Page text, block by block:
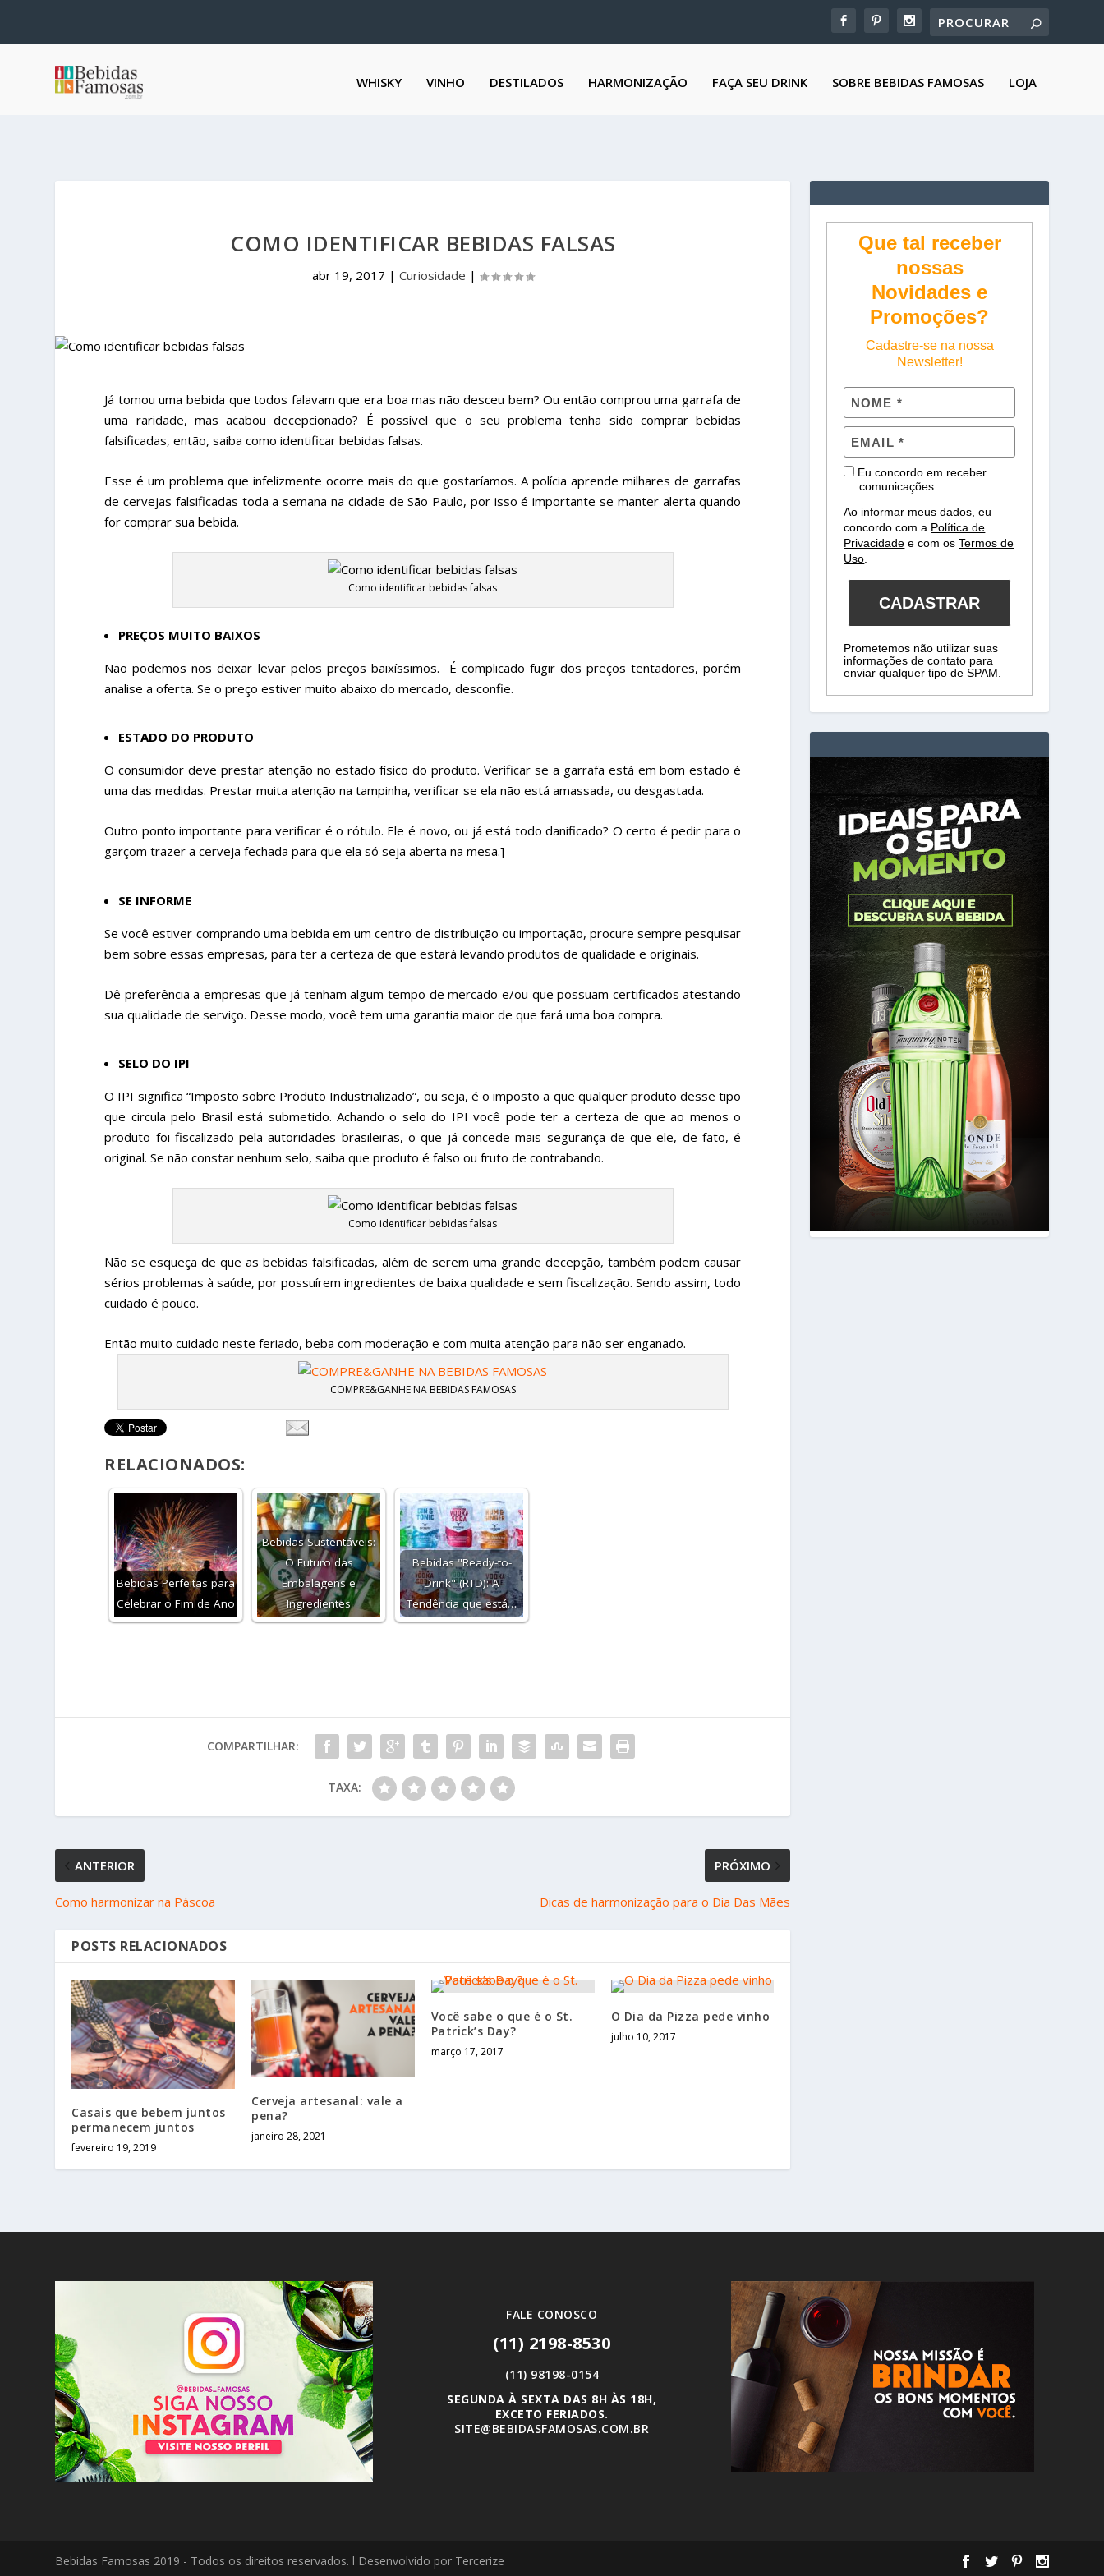
WHISKY VINHO DESTILADOS HARMONIZAÇÃO FAÇA SEU DRINK SOBRE BEBIDAS FAMOSAS LOJA
COMO IDENTIFICAR BEBIDAS FALSAS
abr 19, 2017 | Curiosidade |
Já tomou uma bebida que todos falavam que era boa mas não desceu bem? Ou então comprou uma garrafa de
uma raridade, mas acabou decepcionado? É possível que o seu problema tenha sido comprar bebidas
falsificadas, então, saiba como identificar bebidas falsas.
Esse é um problema que infelizmente ocorre mais do que gostaríamos. A polícia aprende milhares de garrafas
de cervejas falsificadas toda a semana na cidade de São Paulo, por isso é importante se manter alerta quando
for comprar sua bebida.
Como identificar bebidas falsas
PREÇOS MUITO BAIXOS
Não podemos nos deixar levar pelos preços baixíssimos. É complicado fugir dos preços tentadores, porém
analise a oferta. Se o preço estiver muito abaixo do mercado, desconfie.
ESTADO DO PRODUTO
O consumidor deve prestar atenção no estado físico do produto. Verificar se a garrafa está em bom estado é
uma das medidas. Prestar muita atenção na tampinha, verificar se ela não está amassada, ou desgastada.
Outro ponto importante para verificar é o rótulo. Ele é novo, ou já está todo danificado? O certo é pedir para o
garçom trazer a cerveja fechada para que ela só seja aberta na mesa.]
SE INFORME
Se você estiver comprando uma bebida em um centro de distribuição ou importação, procure sempre pesquisar
bem sobre essas empresas, para ter a certeza de que estará levando produtos de qualidade e originais.
Dê preferência a empresas que já tenham algum tempo de mercado e/ou que possuam certificados atestando
sua qualidade de serviço. Desse modo, você tem uma garantia maior de que fará uma boa compra.
SELO DO IPI
O IPI significa “Imposto sobre Produto Industrializado”, ou seja, é o imposto a que qualquer produto desse tipo
que circula pelo Brasil está submetido. Achando o selo do IPI você pode ter a certeza de que ao menos o
produto foi fiscalizado pela autoridades brasileiras, o que já concede mais segurança de que ele, de fato, é
original. Se não constar nenhum selo, saiba que produto é falso ou fruto de contrabando.
Como identificar bebidas falsas
Não se esqueça de que as bebidas falsificadas, além de serem uma grande decepção, também podem causar
sérios problemas à saúde, por possuírem ingredientes de baixa qualidade e sem fiscalização. Sendo assim, todo
cuidado é pouco.
Então muito cuidado neste feriado, beba com moderação e com muita atenção para não ser enganado.
COMPRE&GANHE NA BEBIDAS FAMOSAS
RELACIONADOS:
Bebidas Perfeitas para
Celebrar o Fim de Ano
Bebidas Sustentáveis:
O Futuro das
Embalagens e
Ingredientes
Bebidas "Ready-to-
Drink" (RTD): A
Tendência que está…
COMPARTILHAR:
TAXA:
ANTERIOR
Como harmonizar na Páscoa
PRÓXIMO
Dicas de harmonização para o Dia Das Mães
POSTS RELACIONADOS
Casais que bebem juntos
permanecem juntos
fevereiro 19, 2019
Cerveja artesanal: vale a
pena?
janeiro 28, 2021
Você sabe o que é o St.
Patrick’s Day?
março 17, 2017
O Dia da Pizza pede vinho
julho 10, 2017
Que tal receber
nossas
Novidades e
Promoções?
Cadastre-se na nossa
Newsletter!
Eu concordo em receber
comunicações.
Ao informar meus dados, eu
concordo com a Política de
Privacidade e com osTermos de
Uso
CADASTRAR
Prometemos não utilizar suas
informações de contato para
enviar qualquer tipo de SPAM.
FALE CONOSCO
(11) 2198-8530
(11) 98198-0154
SEGUNDA À SEXTA DAS 8H ÀS 18H,
EXCETO FERIADOS.
SITE@BEBIDASFAMOSAS.COM.BR
Bebidas Famosas 2019 - Todos os direitos reservados. l Desenvolvido por Tercerize